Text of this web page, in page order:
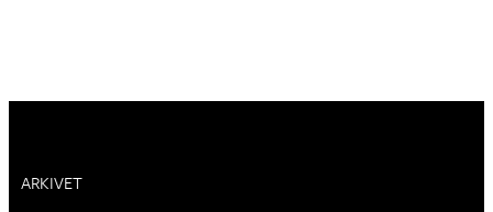
ARKIVET